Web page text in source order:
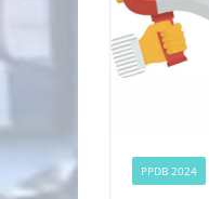
PPDB 2024